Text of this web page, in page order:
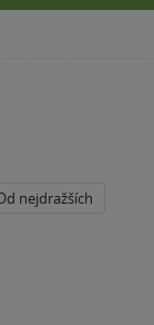
nejdražších